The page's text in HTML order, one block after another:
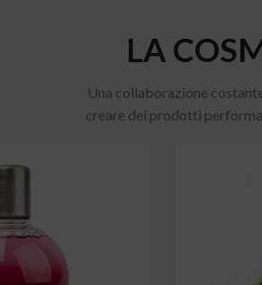
LA
Una collaborazione
creare dei prodotti